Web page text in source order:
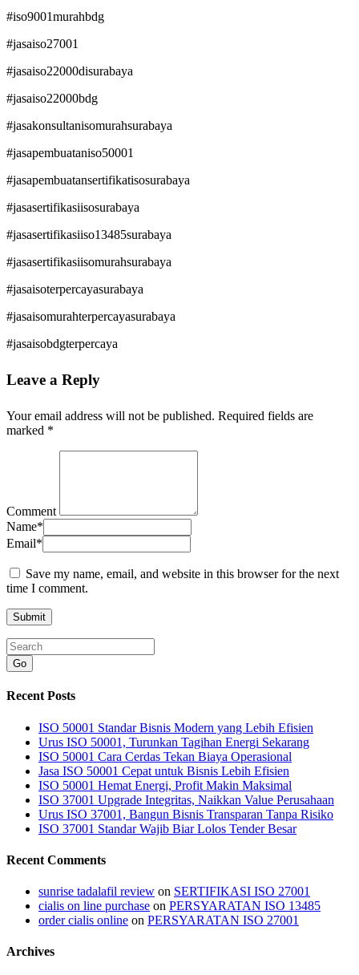
#iso9001murahbdg
#jasaiso27001
#jasaiso22000disurabaya
#jasaiso22000bdg
#jasakonsultanisomurahsurabaya
#jasapembuataniso50001
#jasapembuatansertifikatisosurabaya
#jasasertifikasiisosurabaya
#jasasertifikasiiso13485surabaya
#jasasertifikasiisomurahsurabaya
#jasaisoterpercayasurabaya
#jasaisomurahterpercayasurabaya
#jasaisobdgterpercaya
Leave a Reply
Your email address will not be published. Required fields are
marked *
Comment
Name*
Email*
Save my name, email, and website in this browser for the next
time I comment.
Go
Recent Posts
ISO 50001 Standar Bisnis Modern yang Lebih Efisien
Urus ISO 50001, Turunkan Tagihan Energi Sekarang
ISO 50001 Cara Cerdas Tekan Biaya Operasional
Jasa ISO 50001 Cepat untuk Bisnis Lebih Efisien
ISO 50001 Hemat Energi, Profit Makin Maksimal
ISO 37001 Upgrade Integritas, Naikkan Value Perusahaan
Urus ISO 37001, Bangun Bisnis Transparan Tanpa Risiko
ISO 37001 Standar Wajib Biar Lolos Tender Besar
Recent Comments
sunrise tadalafil review on SERTIFIKASI ISO 27001
cialis on line purchase on PERSYARATAN ISO 13485
order cialis online on PERSYARATAN ISO 27001
Archives